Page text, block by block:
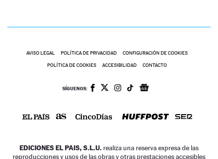
AVISO LEGAL POLÍTICA DE PRIVACIDAD CONFIGURACIÓN DE COOKIES
POLÍTICA DE COOKIES ACCESIBILIDAD CONTACTO
SÍGUENOS:
EDICIONES EL PAIS, S.L.U. realiza una reserva expresa de las
reproducciones y usos de las obras y otras prestaciones accesibles